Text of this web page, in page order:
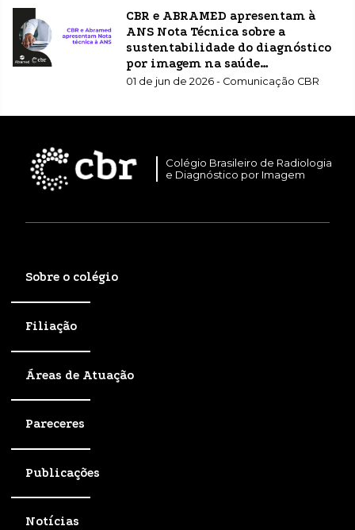
CBR e ABRAMED apresentam à
ANS Nota Técnica sobre a
sustentabilidade do diagnóstico
por imagem na saúde
suplementar
01 de jun de 2026 - Comunicação CBR
Colégio Brasileiro de Radiologia
e Diagnóstico por Imagem
Sobre o colégio
Filiação
Áreas de Atuação
Pareceres
Publicações
Notícias